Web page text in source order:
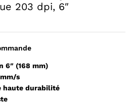
203 dpi, 6″
6″ (168 mm)
s
haute durabilité